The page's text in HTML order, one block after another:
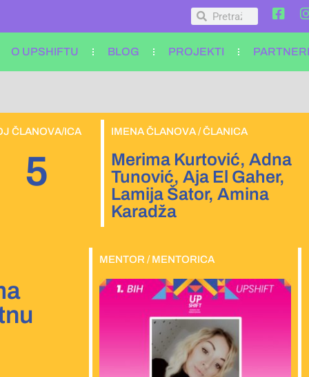
O UPSHIFTU BLOG PROJEKTI
ČLANOVA/ICA
5
IMENA ČLANOVA / ČLANICA
Merima Kurtović, Adna
Tunović, Aja El Gaher,
Lamija Šator, Amina
Karadža
MENTOR / MENTORICA